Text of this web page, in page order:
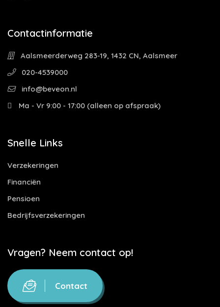
Contactinformatie
Aalsmeerderweg 283-19, 1432 CN, Aalsmeer
020-4539000
info@beveon.nl
Ma - Vr 9:00 - 17:00 (alleen op afspraak)
Snelle Links
Verzekeringen
Financiën
Pensioen
Bedrijfsverzekeringen
Vragen? Neem contact op!
Contact